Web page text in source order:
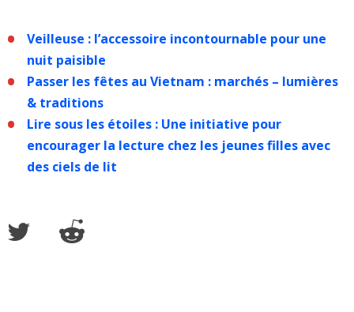
Veilleuse : l’accessoire incontournable pour une
nuit paisible
Passer les fêtes au Vietnam : marchés – lumières
& traditions
Lire sous les étoiles : Une initiative pour
encourager la lecture chez les jeunes filles avec
des ciels de lit